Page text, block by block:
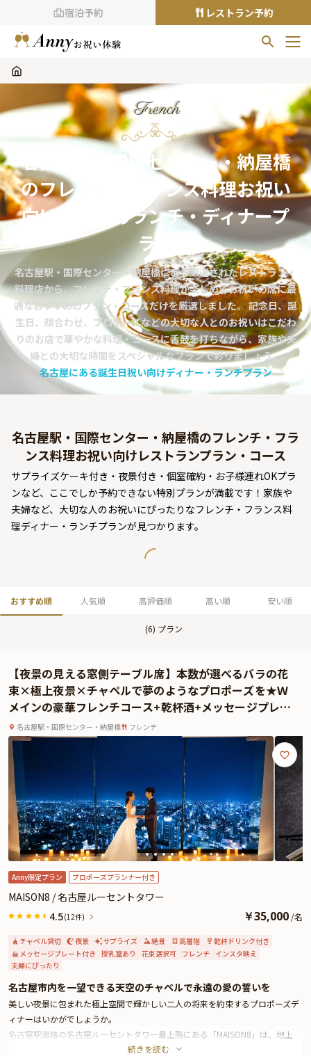
宿泊予約 レストラン予約
お気に入りの登録がありません
プランの をクリックすることで
お気に入りに追加できます。
閲覧履歴
閲覧履歴はありません
過去に見たお店が最大10件まで表示されます。
10件を超えると、古いものから順に削除されます。
TOP
Annyお祝い体験について
Annyお祝いアイテムについて
よくあるご質問
お問い合わせ
French
名古屋駅・国際センター・納屋橋
のフレンチ・フランス料理お祝い
向けおすすめランチ・ディナープ
ラン
名古屋駅・国際センター・納屋橋にある厳選されたレストラン・
料理店から、フレンチ・フランス料理が楽しめるお祝いの席に最
適なおすすめのプラン・コースだけを厳選しました。 記念日、誕
生日、顔合わせ、プロポーズなどの大切な人とのお祝いはこだわ
りのお店で華やかな料理・コースに舌鼓を打ちながら、家族や夫
婦との大切な時間をスペシャルなプランで彩りましょう。
名古屋にある誕生日祝い向けディナー・ランチプラン
名古屋駅・国際センター・納屋橋のフレンチ・フラ
ンス料理お祝い向けレストランプラン・コース
サプライズケーキ付き・夜景付き・個室確約・お子様連れOKプラ
ンなど、ここでしか予約できない特別プランが満載です！家族や
夫婦など、大切な人のお祝いにぴったりなフレンチ・フランス料
理ディナー・ランチプランが見つかります。
おすすめ順 人気順 高評価順 高い順 安い順
(6) プラン
【夜景の見える窓側テーブル席】本数が選べるバラの花
束×極上夜景×チャペルで夢のようなプロポーズを★Ｗ
メインの豪華フレンチコース+乾杯酒+メッセージプレー
ト+プロポーズコンシェルジュ
名古屋駅・国際センター・納屋橋 フレンチ
Anny限定プラン プロポーズプランナー付き
MAISON8 / 名古屋ルーセントタワー
4.5(12件) ￥35,000 /名
チャペル貸切 夜景 サプライズ 絶景 高層階
乾杯ドリンク付き
メッセージプレート付き 授乳室あり 花束選択可 フレンチ インスタ映え
夫婦にぴったり
名古屋市内を一望できる天空のチャペルで永遠の愛の誓いを
美しい夜景に包まれた極上空間で輝かしい二人の将来を約束するプロポーズデ
ィナーはいかがでしょうか。
名古屋駅直結の名古屋ルーセントタワー最上階にある「MAISON8」は、地上
180ｍからのパノラマ夜景の中、本場パリで修業を積んだシェフが手掛ける伝
続きを読む